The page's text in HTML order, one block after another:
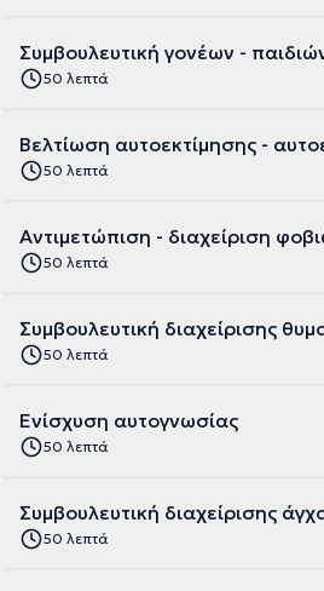
Συμβουλευτική γονέων -
50 λεπτά
Βελτίωση αυτοεκτίμησης -
50 λεπτά
Αντιμετώπιση - διαχείριση
50 λεπτά
Συμβουλευτική διαχείρισης
50 λεπτά
Ενίσχυση αυτογνωσίας
50 λεπτά
Συμβουλευτική διαχείρισης
50 λεπτά